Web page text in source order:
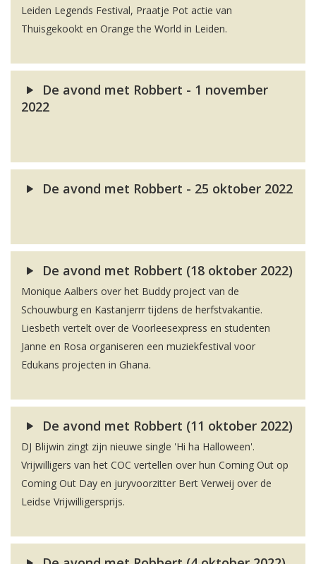
Leiden Legends Festival, Praatje Pot actie van
Thuisgekookt en Orange the World in Leiden.
De avond met Robbert - 1 november
2022
De avond met Robbert - 25 oktober 2022
De avond met Robbert (18 oktober 2022)
Monique Aalbers over het Buddy project van de
Schouwburg en Kastanjerrr tijdens de herfstvakantie.
Liesbeth vertelt over de Voorleesexpress en studenten
Janne en Rosa organiseren een muziekfestival voor
Edukans projecten in Ghana.
De avond met Robbert (11 oktober 2022)
DJ Blijwin zingt zijn nieuwe single 'Hi ha Halloween'.
Vrijwilligers van het COC vertellen over hun Coming Out op
Coming Out Day en juryvoorzitter Bert Verweij over de
Leidse Vrijwilligersprijs.